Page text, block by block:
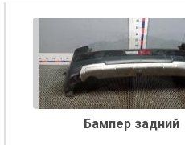
Бампер задний